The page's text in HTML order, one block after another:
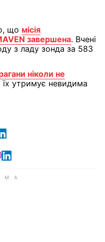
що місія
завершена. Вчені
з ладу зонда за 583
ніколи не
їх утримує невидима
Facebook
у Xу Viber
у Whatsapp
у Messenger
відправити у LinkedIn
Facebook
у X у Google news
Читайте у Viber
Читайте у LinkedIn